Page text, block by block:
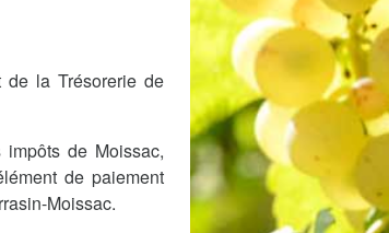
de la Trésorerie de
de Moissac,
de paiement
Moissac.